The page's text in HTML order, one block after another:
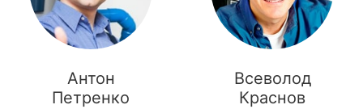
Антон
Петренко
Всеволод
Краснов